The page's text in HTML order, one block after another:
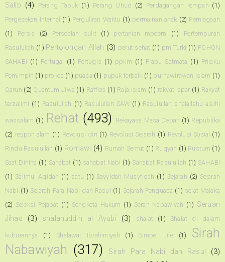
Salib (4) Perang Tabuk (1) Perang Uhud (2) Perdagangan rempah (1)
Pergesekan Internal (1) Perguliran Waktu (1) permainan anak (2) Perniagaan
(1)
Persia (2) Persoalan sulit (1) pertanian modern (1)
Pertempuran
Rasulullah (1) Pertolongan Allah (3) perut sehat (1) pm Turki (1) POHON
SAHABI (1) Portugal (1) Portugis (1) ppkm (1) Prabu Satmata (1) Prilaku
Pemimpin (1) prokes (1) puasa (1) pupuk terbaik (1) purnawirawan Islam (1)
Qarun (2) Quantum Jiwa (1) Raffles (1) Raja Islam (1) rakyat lapar (1) Rakyat
terzalimi (1) Rasulullah (1) Rasulullah SAW (1) Rasulullah shalallahu alaihi
wassalam (1) Rehat (493) Rekayasa Masa Depan (1) Republika
(2) respon alam (1) Revolusi diri (1) Revolusi Sejarah (1) Revolusi Sosial (1)
Rindu Rasulullah (1) Romawi (4) Rumah Semut (1) Ruqyah (1) Rustum (1)
Saat Dihina (1) Sahabat (1) sahabat Nabi (1) Sahabat Rasulullah (1) SAHABI
(1) Salimul Aqidah (1) satu (1) Sayyidah Musyfiqah (1) Sejarah (2) Sejarah
Nabi (1) Sejarah Para Nabi dan Rasul (1) Sejarah Penguasa (1) selat Malaka
(2) Seleksi Pejabat (1) Sengketa Hukum (1) Serah Nabawiyah (1) Seruan
Jihad
(3) shalahuddin al Ayubi (3) shalat (1) Shalat di dalam
kuburannya (1) Shalawat Ibrahimiyah (1) Simpel Life (1)
Sirah
Nabawiyah (317) Sirah Para Nabi dan Rasul
(3)